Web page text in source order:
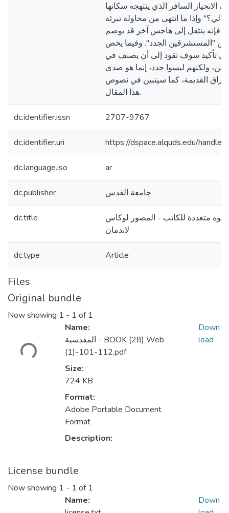
السافر الذي ينتهجه سكانها
وإذا ما انتهى من محاولة تبرئة
فإنه ينتقل إلى هاجس آخر قد يوصم
من "المستشرقين الجدد". وفيما يخص
بكل تأكيد سوف تقود إلى أن يصنف في
ولكنهم ليسوا جدد، إنما هو صدى
القديمة، كما سيتبين في نصوص
هذا المقال.
dc.identifier.issn 2707-9767
dc.identifier.uri https://dspace.alquds.edu/
dc.language.iso ar
dc.publisher جامعة القدس
dc.title
متعددة للكاتب - المصور لوكاس
لاندمان
dc.type Article
Files
Original bundle
Now showing 1 - 1 of 1
Loading...
Name:
المقدسية - BOOK (28) Web
(1)-101-112.pdf
Size:
724 KB
Format:
Adobe Portable Document
Format
Description:
Down
load
License bundle
Now showing 1 - 1 of 1
Name:
Down